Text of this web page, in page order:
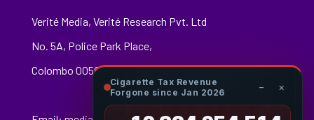
Verité Media, Verité Research Pvt. Ltd
No. 5A, Police Park Place,
Colombo 00500
Cigarette Tax Revenue
Forgone since Jan 2026
− ×